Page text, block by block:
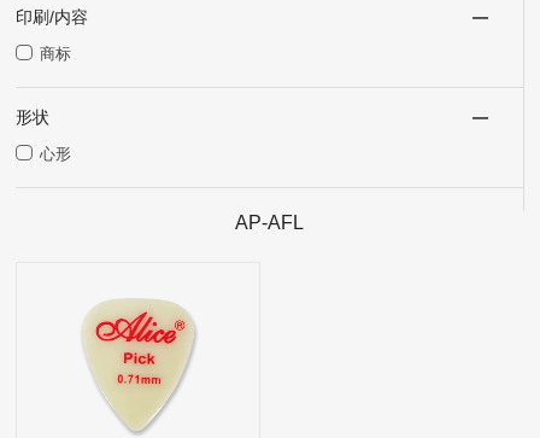
印刷/内容
商标
形状
心形
AP-AFL